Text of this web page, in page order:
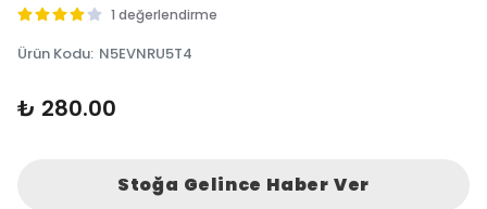
1 değerlendirme
Ürün Kodu: N5EVNRU5T4
₺ 280.00
Stoğa Gelince Haber Ver